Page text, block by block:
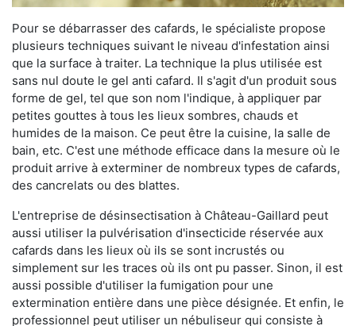
Pour se débarrasser des cafards, le spécialiste propose
plusieurs techniques suivant le niveau d'infestation ainsi
que la surface à traiter. La technique la plus utilisée est
sans nul doute le gel anti cafard. Il s'agit d'un produit sous
forme de gel, tel que son nom l'indique, à appliquer par
petites gouttes à tous les lieux sombres, chauds et
humides de la maison. Ce peut être la cuisine, la salle de
bain, etc. C'est une méthode efficace dans la mesure où le
produit arrive à exterminer de nombreux types de cafards,
des cancrelats ou des blattes.
L'entreprise de désinsectisation à Château-Gaillard peut
aussi utiliser la pulvérisation d'insecticide réservée aux
cafards dans les lieux où ils se sont incrustés ou
simplement sur les traces où ils ont pu passer. Sinon, il est
aussi possible d'utiliser la fumigation pour une
extermination entière dans une pièce désignée. Et enfin, le
professionnel peut utiliser un nébuliseur qui consiste à